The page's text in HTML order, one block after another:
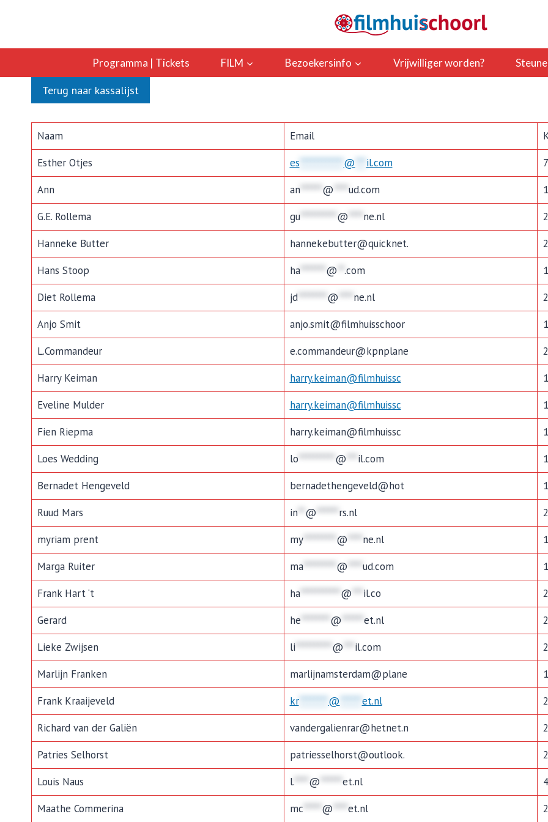
Programma | Tickets FILM Bezoekersinfo Vrijwilliger worden?
Terug naar kassalijst
Naam Email
Esther Otjes
es @ il.com
7
Ann
an ****** @ ****ud.com
1
G.E. Rollema
gu********** @ **** ne.nl
2
Hanneke Butter
hannekebutter@quicknet.
2
Hans Stoop
ha******* @ **.com
1
Diet Rollema
jd******** @ **** ne.nl
2
Anjo Smit
anjo.smit@filmhuisschoor
1
L.Commandeur
e.commandeur@kpnplane
2
Harry Keiman
harry.keiman@filmhuissc
1
Eveline Mulder
harry.keiman@filmhuissc
1
Fien Riepma
harry.keiman@filmhuissc
1
Loes Wedding
lo ********** @ *** il.com
1
Bernadet Hengeveld
bernadethengeveld@hot
1
Ruud Mars
in ** @ ****** rs.nl
2
myriam prent
my********* @ **** ne.nl
1
Marga Ruiter
ma********* @ ****ud.com
1
Frank Hart ‘t
ha*********** @ *** il.co
2
Gerard
he ******** @ ******et.nl
2
Lieke Zwijsen
li********** @ *** il.com
2
Marlijn Franken
marlijnamsterdam@plane
1
Frank Kraaijeveld
kr******** @ et.nl
2
Richard van der Galiën
vandergalienrar@hetnet.n
2
Patries Selhorst
patriesselhorst@outlook.
2
Louis Naus
l.**** @ ******et.nl
4
Maathe Commerina
mc ***** @ ****et.nl 2